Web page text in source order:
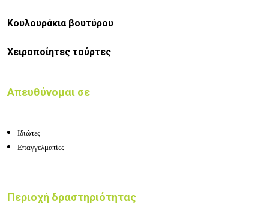
Κουλουράκια βουτύρου
Χειροποίητες τούρτες
Απευθύνομαι σε
Ιδιώτες
Επαγγελματίες
Περιοχή δραστηριότητας